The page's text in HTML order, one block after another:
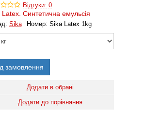
Відгуки: 0
Latex. Синтетична емульсія
Sika Номер: Sika Latex 1kg
замовлення
Додати в обрані
Додати до порівняння